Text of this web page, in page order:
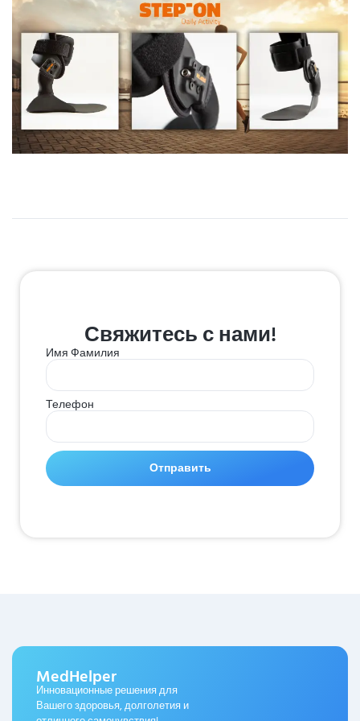
Свяжитесь с нами!
Имя Фамилия
Телефон
Отправить
MedHelper
Инновационные решения для
Вашего здоровья, долголетия и